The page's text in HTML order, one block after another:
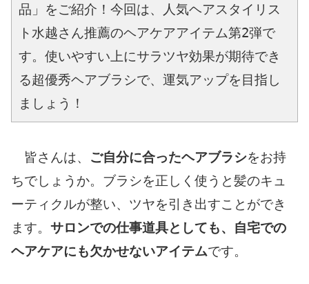
品」をご紹介！今回は、人気ヘアスタイリス
ト水越さん推薦のヘアケアアイテム第2弾で
す。使いやすい上にサラツヤ効果が期待でき
る超優秀ヘアブラシで、運気アップを目指し
ましょう！
皆さんは、 ご自分に合ったヘアブラシをお持
ちでしょうか。ブラシを正しく使うと髪のキュ
ーティクルが整い、ツヤを引き出すことができ
ます。 サロンでの仕事道具としても、自宅での
ヘアケアにも欠かせないアイテムです。